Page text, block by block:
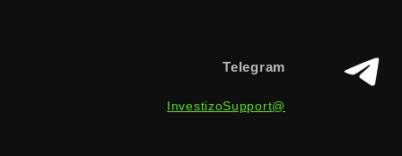
Telegram
@InvestizoSupport